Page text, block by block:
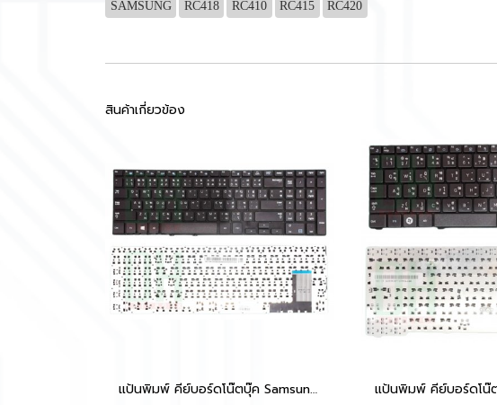
SAMSUNG RC418 RC410 RC415 RC420
สินค้าเกี่ยวข้อง
แป้นพิมพ์ คีย์บอร์ดโน๊ตบุ๊ค Samsung NP370R5E, NP450R5E, NP470R5E, NP510R5E, 470R5E, 510R5E Laptop Keyboard มี Numpad